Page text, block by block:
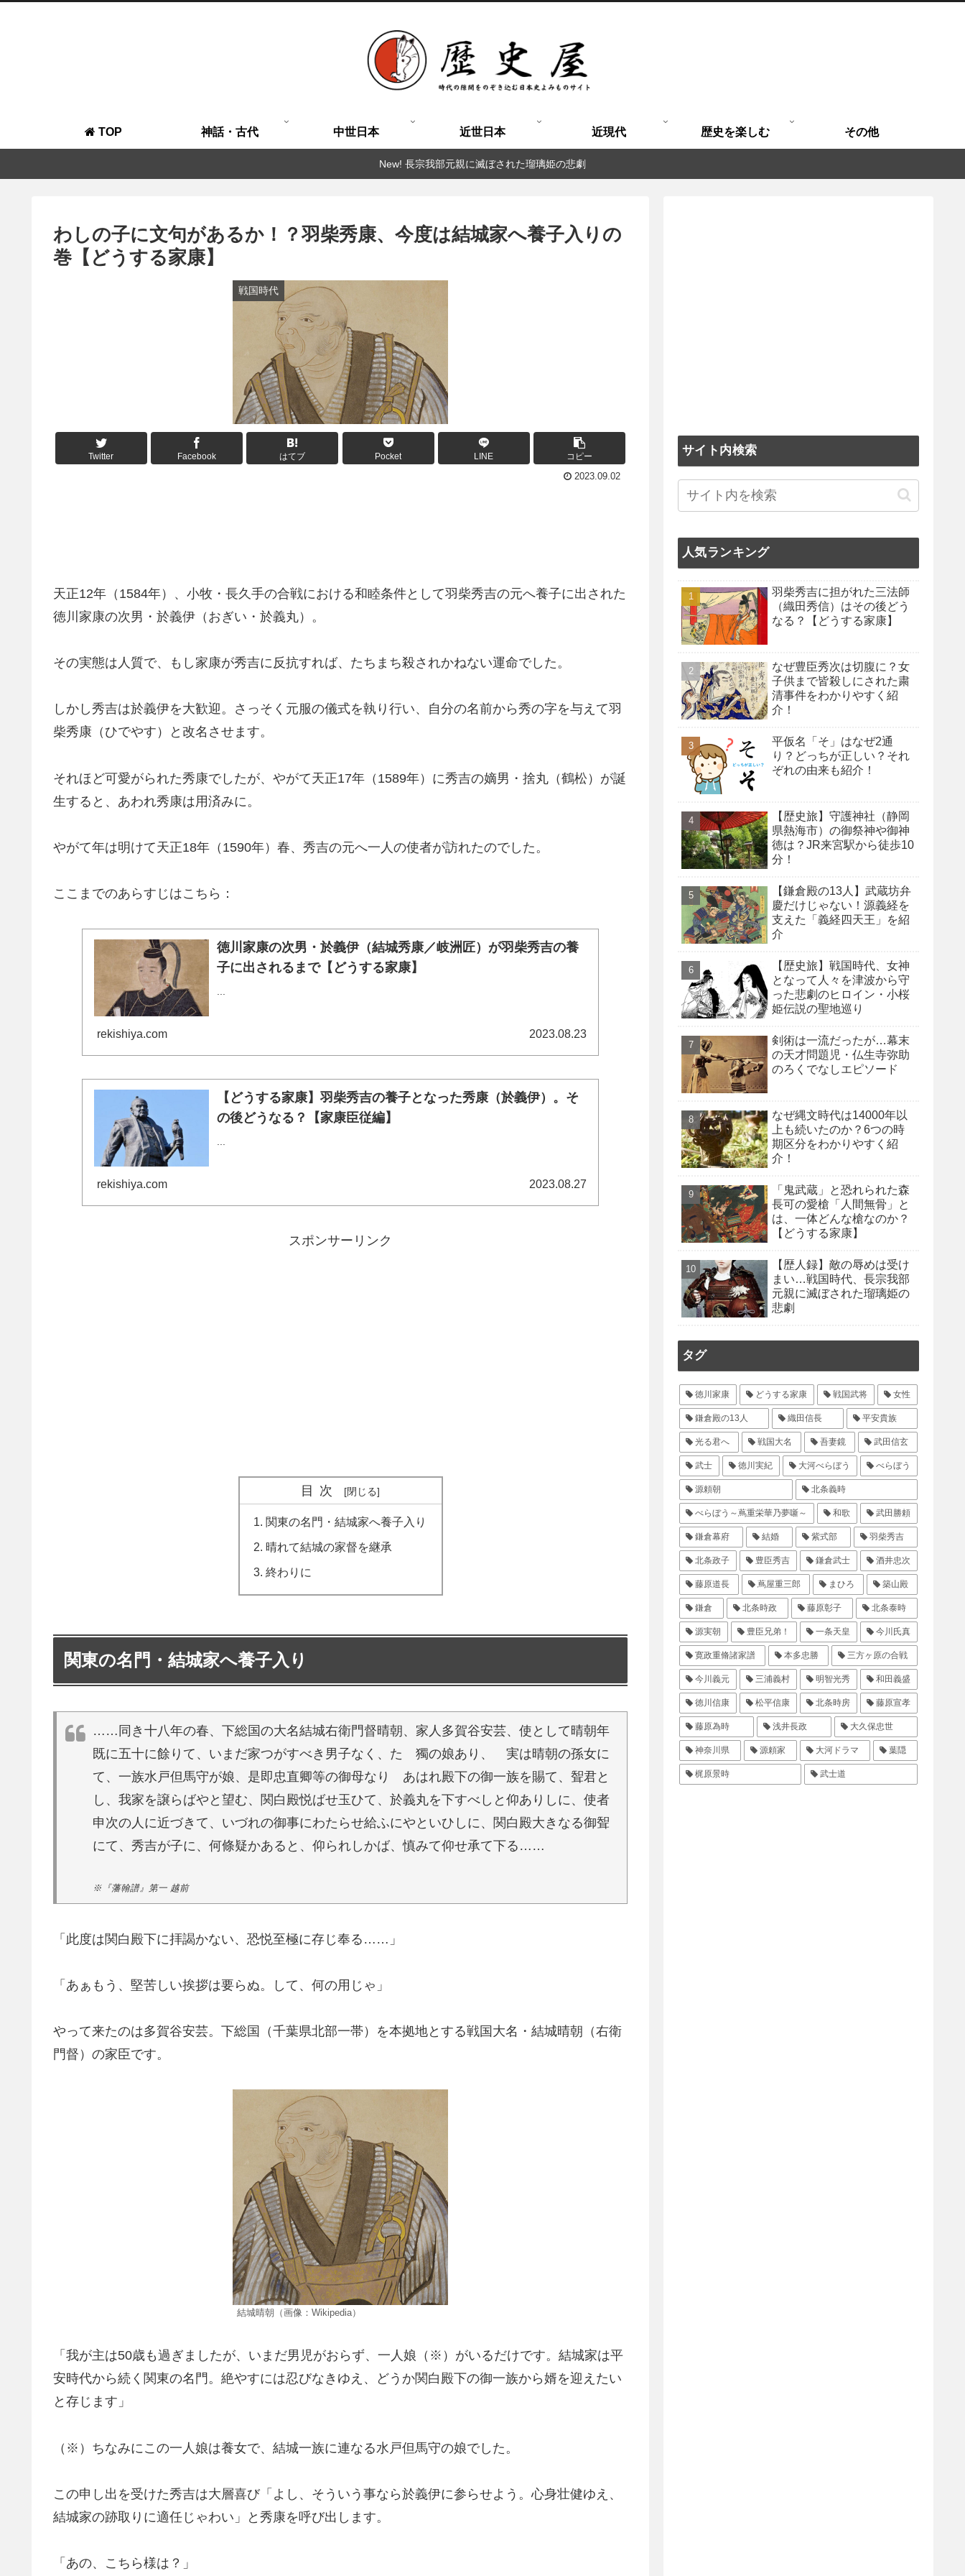
TOP 神話・古代 中世日本 近世日本 近現代 歴史を楽しむ その他
New! 長宗我部元親に滅ぼされた瑠璃姫の悲劇
わしの子に文句があるか！？羽柴秀康、今度は結城家へ養子入りの
巻【どうする家康】
戦国時代
Twitter Facebook はてブ Pocket LINE コピー
2023.09.02
天正12年（1584年）、小牧・長久手の合戦における和睦条件として羽柴秀吉の元へ養子に出された
徳川家康の次男・於義伊（おぎい・於義丸）。
その実態は人質で、もし家康が秀吉に反抗すれば、たちまち殺されかねない運命でした。
しかし秀吉は於義伊を大歓迎。さっそく元服の儀式を執り行い、自分の名前から秀の字を与えて羽
柴秀康（ひでやす）と改名させます。
それほど可愛がられた秀康でしたが、やがて天正17年（1589年）に秀吉の嫡男・捨丸（鶴松）が誕
生すると、あわれ秀康は用済みに。
やがて年は明けて天正18年（1590年）春、秀吉の元へ一人の使者が訪れたのでした。
ここまでのあらすじはこちら：
徳川家康の次男・於義伊（結城秀康／岐洲匠）が羽柴秀吉の養
子に出されるまで【どうする家康】
rekishiya.com 2023.08.23
【どうする家康】羽柴秀吉の養子となった秀康（於義伊）。そ
の後どうなる？【家康臣従編】
rekishiya.com 2023.08.27
スポンサーリンク
目次
関東の名門・結城家へ養子入り
晴れて結城の家督を継承
終わりに
関東の名門・結城家へ養子入り
……同き十八年の春、下総国の大名結城右衛門督晴朝、家人多賀谷安芸、使として晴朝年
既に五十に餘りて、いまだ家つがすべき男子なく、たゞ獨の娘あり、 実は晴朝の孫女に
て、一族水戸但馬守が娘、是即忠直卿等の御母なり あはれ殿下の御一族を賜て、聟君と
し、我家を譲らばやと望む、関白殿悦ばせ玉ひて、於義丸を下すべしと仰ありしに、使者
申次の人に近づきて、いづれの御事にわたらせ給ふにやといひしに、関白殿大きなる御聟
にて、秀吉が子に、何條疑かあると、仰られしかば、慎みて仰せ承て下る……
※『藩翰譜』第一 越前
「此度は関白殿下に拝謁かない、恐悦至極に存じ奉る……」
「あぁもう、堅苦しい挨拶は要らぬ。して、何の用じゃ」
やって来たのは多賀谷安芸。下総国（千葉県北部一帯）を本拠地とする戦国大名・結城晴朝（右衛
門督）の家臣です。
結城晴朝（画像：Wikipedia）
「我が主は50歳も過ぎましたが、いまだ男児がおらず、一人娘（※）がいるだけです。結城家は平
安時代から続く関東の名門。絶やすには忍びなきゆえ、どうか関白殿下の御一族から婿を迎えたい
と存じます」
（※）ちなみにこの一人娘は養女で、結城一族に連なる水戸但馬守の娘でした。
この申し出を受けた秀吉は大層喜び「よし、そういう事なら於義伊に参らせよう。心身壮健ゆえ、
結城家の跡取りに適任じゃわい」と秀康を呼び出します。
「あの、こちら様は？」
サイト内検索
人気ランキング
羽柴秀吉に担がれた三法師
（織田秀信）はその後どう
なる？【どうする家康】
なぜ豊臣秀次は切腹に？女
子供まで皆殺しにされた粛
清事件をわかりやすく紹
介！
平仮名「そ」はなぜ2通
り？どっちが正しい？それ
ぞれの由来も紹介！
【歴史旅】守護神社（静岡
県熱海市）の御祭神や御神
徳は？JR来宮駅から徒歩10
分！
【鎌倉殿の13人】武蔵坊弁
慶だけじゃない！源義経を
支えた「義経四天王」を紹
介
【歴史旅】戦国時代、女神
となって人々を津波から守
った悲劇のヒロイン・小桜
姫伝説の聖地巡り
剣術は一流だったが…幕末
の天才問題児・仏生寺弥助
のろくでなしエピソード
なぜ縄文時代は14000年以
上も続いたのか？6つの時
期区分をわかりやすく紹
介！
「鬼武蔵」と恐れられた森
長可の愛槍「人間無骨」と
は、一体どんな槍なのか？
【どうする家康】
【歴人録】敵の辱めは受け
まい…戦国時代、長宗我部
元親に滅ぼされた瑠璃姫の
悲劇
タグ
徳川家康 どうする家康 戦国武将 女性
鎌倉殿の13人 織田信長 平安貴族
光る君へ 戦国大名 吾妻鏡 武田信玄
武士 徳川実紀 大河べらぼう べらぼう
源頼朝 北条義時
べらぼう～蔦重栄華乃夢噺～ 和歌 武田勝頼
鎌倉幕府 結婚 紫式部 羽柴秀吉
北条政子 豊臣秀吉 鎌倉武士 酒井忠次
藤原道長 蔦屋重三郎 まひろ 築山殿
鎌倉 北条時政 藤原彰子 北条泰時
源実朝 豊臣兄弟！ 一条天皇 今川氏真
寛政重脩諸家譜 本多忠勝 三方ヶ原の合戦
今川義元 三浦義村 明智光秀 和田義盛
徳川信康 松平信康 北条時房 藤原宣孝
藤原為時 浅井長政 大久保忠世
神奈川県 源頼家 大河ドラマ 葉隠
梶原景時 武士道